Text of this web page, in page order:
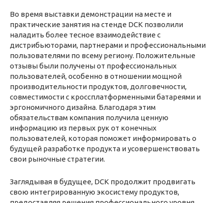
Во время выставки демонстрации на месте и
практические занятия на стенде DCK позволили
наладить более тесное взаимодействие с
дистрибьюторами, партнерами и профессиональными
пользователями по всему региону. Положительные
отзывы были получены от профессиональных
пользователей, особенно в отношении мощной
производительности продуктов, долговечности,
совместимости с кроссплатформенными батареями и
эргономичного дизайна. Благодаря этим
обязательствам компания получила ценную
информацию из первых рук от конечных
пользователей, которая поможет информировать о
будущей разработке продукта и усовершенствовать
свои рыночные стратегии.
Заглядывая в будущее, DCK продолжит продвигать
свою интегрированную экосистему продуктов,